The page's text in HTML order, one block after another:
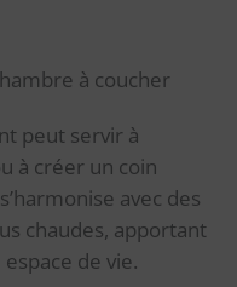
à coucher
peut servir à
à créer un coin
avec des
chaudes, apportant
de vie.